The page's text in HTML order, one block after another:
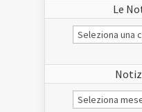
Le
Le
Notizie
Notizie
per